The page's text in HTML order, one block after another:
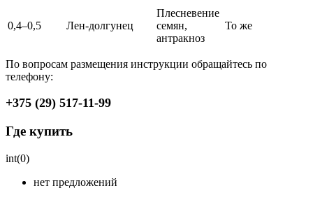
0,4–0,5 Лен-долгунец
Плесневение
семян,
антракноз
То же
По вопросам размещения инструкции обращайтесь по
телефону:
+375 (29) 517-11-99
Где купить
int(0)
нет предложений